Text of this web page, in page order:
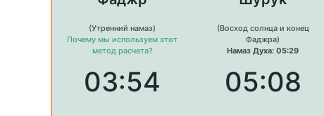
(Утренний намаз)
Почему мы используем этот
метод расчета?
03:54
(Восход солнца и конец
Фаджра)
Намаз Духа: 05:29
05:08